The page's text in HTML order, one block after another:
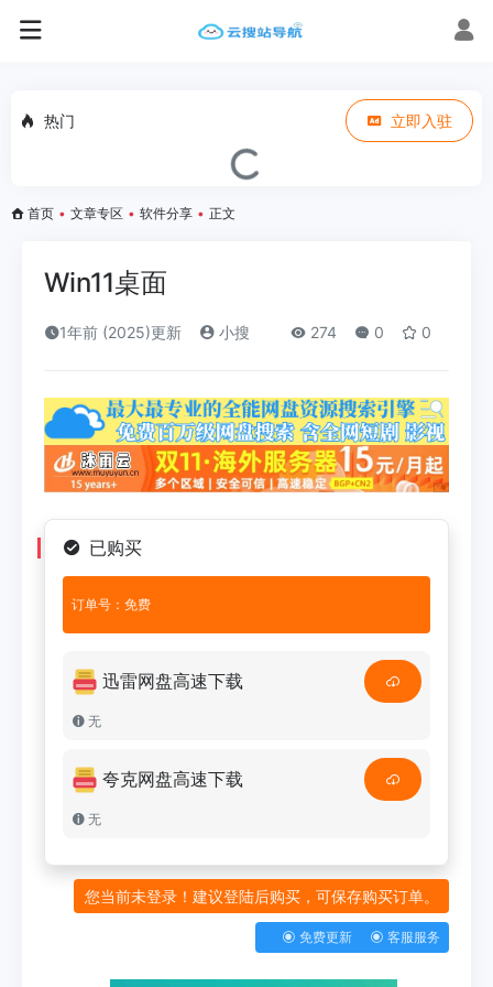
热门 立即入驻
首页 • 文章专区 • 软件分享 • 正文
Win11桌面
1年前 (2025)更新 小搜 274 0 0
已购买
订单号：免费
迅雷网盘高速下载
无
夸克网盘高速下载
无
您当前未登录！建议登陆后购买，可保存购买订单。
免费更新 客服服务